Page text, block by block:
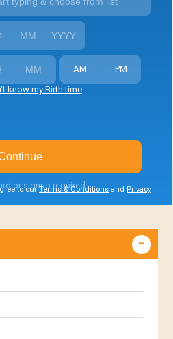
AM
PM
know my Birth time
to our Terms & Conditions and Privacy
or signup required